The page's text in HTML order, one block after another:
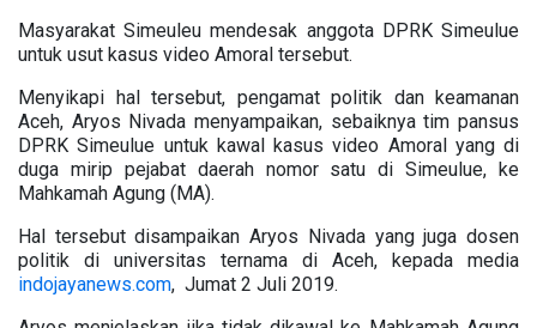
Masyarakat Simeuleu mendesak anggota DPRK Simeulue
untuk usut kasus video Amoral tersebut.
Menyikapi hal tersebut, pengamat politik dan keamanan
Aceh, Aryos Nivada menyampaikan, sebaiknya tim pansus
DPRK Simeulue untuk kawal kasus video Amoral yang di
duga mirip pejabat daerah nomor satu di Simeulue, ke
Mahkamah Agung (MA).
Hal tersebut disampaikan Aryos Nivada yang juga dosen
politik di universitas ternama di Aceh, kepada media
indojayanews.com, Jumat 2 Juli 2019.